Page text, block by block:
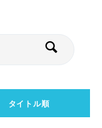
タイトル順